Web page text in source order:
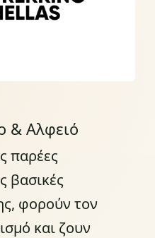
& Αλφειό
παρέες
βασικές
φορούν τον
και ζουν